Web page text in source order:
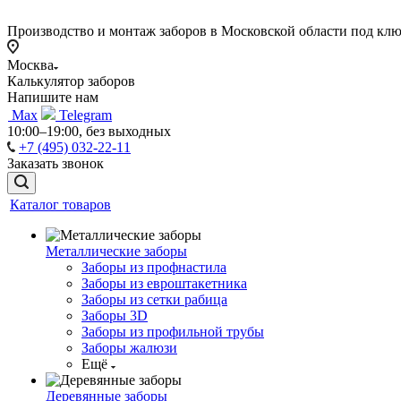
Производство и монтаж заборов в Московской области под
Москва
Калькулятор заборов
Напишите нам
Max
Telegram
10:00–19:00, без выходных
+7 (495) 032-22-11
Заказать звонок
Каталог товаров
Металлические заборы
Заборы из профнастила
Заборы из евроштакетника
Заборы из сетки рабица
Заборы 3D
Заборы из профильной трубы
Заборы жалюзи
Ещё
Деревянные заборы